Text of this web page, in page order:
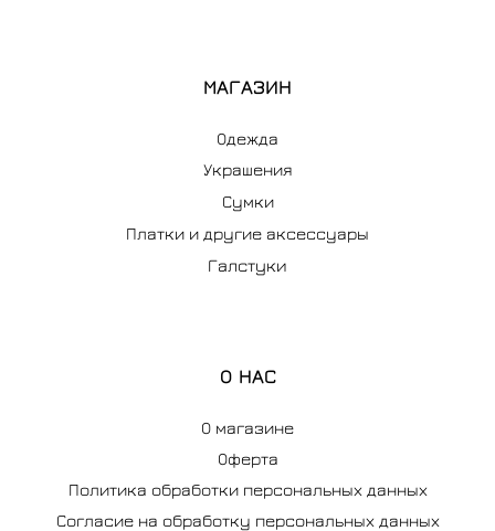
МАГАЗИН
Одежда
Украшения
Сумки
Платки и другие аксессуары
Галстуки
О НАС
О магазине
Оферта
Политика обработки персональных данных
Согласие на обработку персональных данных